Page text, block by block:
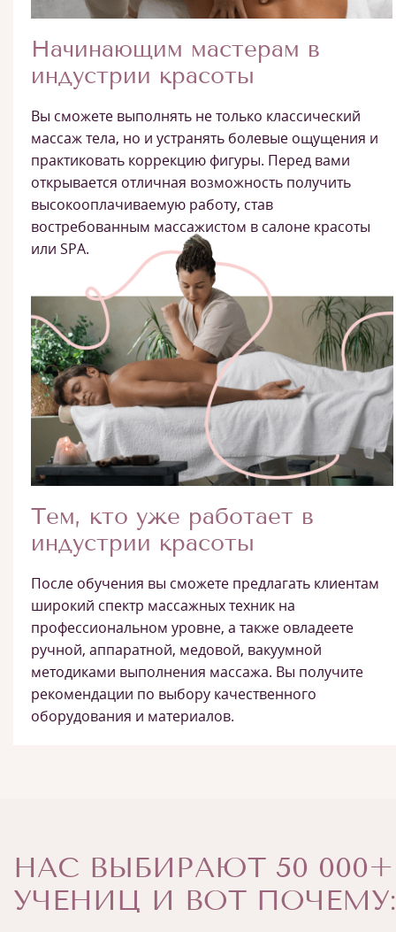
Начинающим мастерам в
индустрии красоты
Вы сможете выполнять не только классический
массаж тела, но и устранять болевые ощущения и
практиковать коррекцию фигуры. Перед вами
открывается отличная возможность получить
высокооплачиваемую работу, став
востребованным массажистом в салоне красоты
или SPA.
Тем, кто уже работает в
индустрии красоты
После обучения вы сможете предлагать клиентам
широкий спектр массажных техник на
профессиональном уровне, а также овладеете
ручной, аппаратной, медовой, вакуумной
методиками выполнения массажа. Вы получите
рекомендации по выбору качественного
оборудования и материалов.
НАС ВЫБИРАЮТ 50 000+
УЧЕНИЦ И ВОТ ПОЧЕМУ: